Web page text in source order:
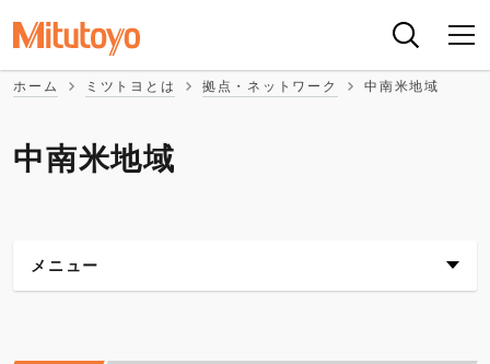
ホーム ミツトヨとは 拠点・ネットワーク 中南米地域
中南米地域
メニュー